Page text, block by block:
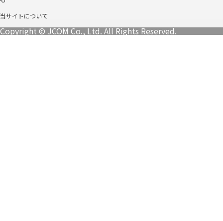
当サイトについて
Copyright © JCOM Co., Ltd. All Rights Reserved.